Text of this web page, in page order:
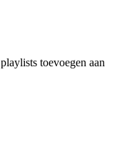
toevoegen aan